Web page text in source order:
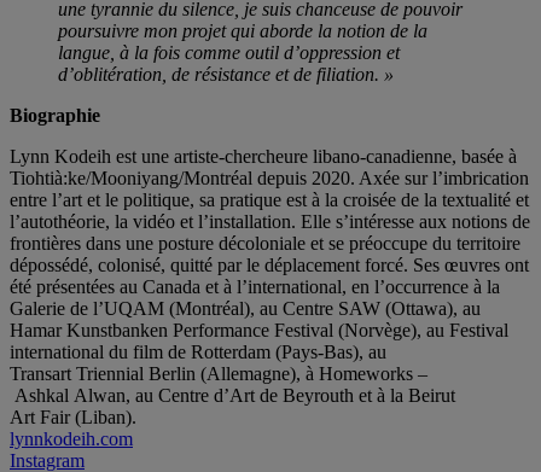
une tyrannie du silence, je suis chanceuse de pouvoir
poursuivre mon projet qui aborde la notion de la
langue, à la fois comme outil d’oppression et
d’oblitération, de résistance et de filiation. »
Biographie
Lynn Kodeih est une artiste-chercheure libano-canadienne, basée à
Tiohtià:ke/Mooniyang/Montréal depuis 2020. Axée sur l’imbrication
entre l’art et le politique, sa pratique est à la croisée de la textualité et
l’autothéorie, la vidéo et l’installation. Elle s’intéresse aux notions de
frontières dans une posture décoloniale et se préoccupe du territoire
dépossédé, colonisé, quitté par le déplacement forcé. Ses œuvres ont
été présentées au Canada et à l’international, en l’occurrence à la
Galerie de l’UQAM (Montréal), au Centre SAW (Ottawa), au
Hamar Kunstbanken Performance Festival (Norvège), au Festival
international du film de Rotterdam (Pays-Bas), au
Transart Triennial Berlin (Allemagne), à Homeworks –
Ashkal Alwan, au Centre d’Art de Beyrouth et à la Beirut
Art Fair (Liban).
lynnkodeih.com
Instagram